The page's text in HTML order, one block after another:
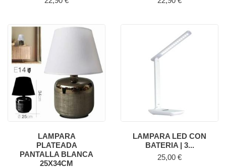
LAMPARA
PLATEADA
PANTALLA BLANCA
25X34CM
LAMPARA LED CON
BATERIA | 3...
Precio
25,00 €